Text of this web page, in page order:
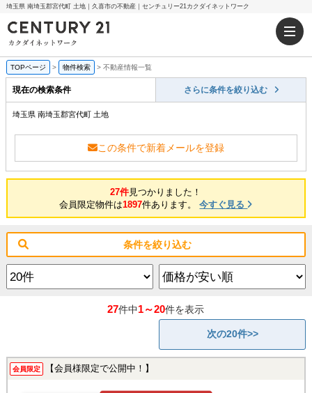
埼玉県 南埼玉郡宮代町 土地｜久喜市の不動産｜センチュリー21カクダイネットワーク
TOPページ > 物件検索 > 不動産情報一覧
現在の検索条件 さらに条件を絞り込む
埼玉県 南埼玉郡宮代町 土地
この条件で新着メールを登録
27件見つかりました！
会員限定物件は1897件あります。今すぐ見る
条件を絞り込む
27件中1～20件を表示
次の20件>>
会員限定 【会員様限定で公開中！】